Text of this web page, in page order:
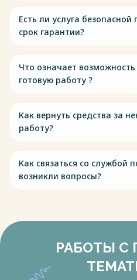
Тимашова, Н.В. Ясинская // –
№ 5. – С. 32–41.
17. Лебедева, Ю.В. Концепции
электропередачи,
подверженных
экономическая оценка / Ю.В.
Угаров // Вестник СГТУ. –
18. Benzhi, Z. The Great 2008
Socioeconomic–Ecological
Learned / Zhou Benzhi and
https://doi.org/10.1175/
Весь текст будет доступен
Есть ли услуга безопасной
срок гарантии?
Что означает
готовую работу ?
Как вернуть средства за
работу?
Как связаться со службой
возникли вопросы?
РАБОТЫ С